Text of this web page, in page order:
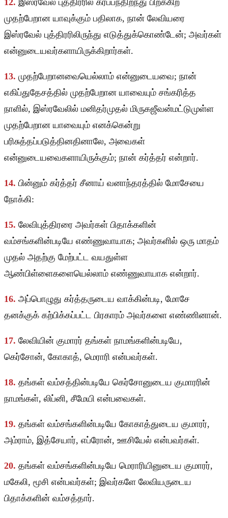
12. இஸ்ரவேல் புத்திரரில் கர்ப்பந்திறந்து பிறக்கிற
முதற்பேறான யாவுக்கும் பதிலாக, நான் லேவியரை
இஸ்ரவேல் புத்திரரிலிருந்து எடுத்துக்கொண்டேன்; அவர்கள்
என்னுடையவர்களாயிருக்கிறார்கள்.
13. முதற்பேறானவையெல்லாம் என்னுடையவை; நான்
எகிப்துதேசத்தில் முதற்பேறான யாவையும் சங்கரித்த
நாளில், இஸ்ரவேலில் மனிதர்முதல் மிருகஜீவன்மட்டுமுள்ள
முதற்பேறான யாவையும் எனக்கென்று
பரிசுத்தப்படுத்தினதினாலே, அவைகள்
என்னுடையவைகளாயிருக்கும்; நான் கர்த்தர் என்றார்.
14. பின்னும் கர்த்தர் சீனாய் வனாந்தரத்தில் மோசேயை
நோக்கி:
15. லேவிபுத்திரரை அவர்கள் பிதாக்களின்
வம்சங்களின்படியே எண்ணுவாயாக; அவர்களில் ஒரு மாதம்
முதல் அதற்கு மேற்பட்ட வயதுள்ள
ஆண்பிள்ளைகளையெல்லாம் எண்ணுவாயாக என்றார்.
16. அப்பொழுது கர்த்தருடைய வாக்கின்படி, மோசே
தனக்குக் கற்பிக்கப்பட்ட பிரகாரம் அவர்களை எண்ணினான்.
17. லேவியின் குமாரர் தங்கள் நாமங்களின்படியே,
கெர்சோன், கோகாத், மெராரி என்பவர்கள்.
18. தங்கள் வம்சத்தின்படியே கெர்சோனுடைய குமாரரின்
நாமங்கள், லிப்னி, சீமேயி என்பவைகள்.
19. தங்கள் வம்சங்களின்படியே கோகாத்துடைய குமாரர்,
அம்ராம், இத்சேயார், எப்ரோன், ஊசியேல் என்பவர்கள்.
20. தங்கள் வம்சங்களின்படியே மெராரியினுடைய குமாரர்,
மகேலி, மூசி என்பவர்கள்; இவர்களே லேவியருடைய
பிதாக்களின் வம்சத்தார்.